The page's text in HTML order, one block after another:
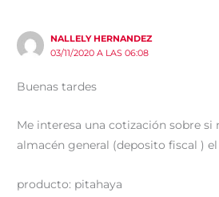
NALLELY HERNANDEZ
03/11/2020 A LAS 06:08
Buenas tardes
Me interesa una cotización sobre si
almacén general (deposito fiscal )
producto: pitahaya